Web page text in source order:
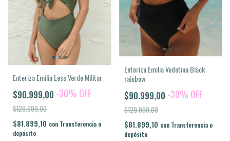
Enteriza Emilia Less Verde Militar
$90.999,00 -30% OFF
$129.999,00
$81.899,10 con Transferencia o
depósito
Enteriza Emilia Vedetina Black
rainbow
$90.999,00 -30% OFF
$129.999,00
$81.899,10 con Transferencia o
depósito